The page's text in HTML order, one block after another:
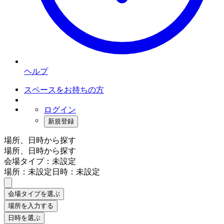
ヘルプ
スペースをお持ちの方
ログイン
新規登録
場所、日時から探す
場所、日時から探す
会場タイプ：未設定
場所：未設定日時：未設定
会場タイプを選ぶ
場所を入力する
日時を選ぶ